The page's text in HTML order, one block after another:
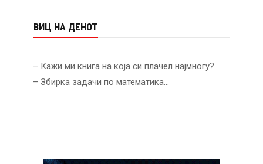
ВИЦ НА ДЕНОТ
– Кажи ми книга на која си плачел најмногу?
– Збирка задачи по математика…